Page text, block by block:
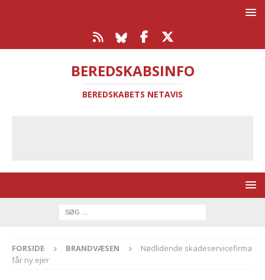
BEREDSKABSINFO
BEREDSKABETS NETAVIS
FORSIDE BRANDVÆSEN
Nødlidende skadeservicefirma
får ny ejer